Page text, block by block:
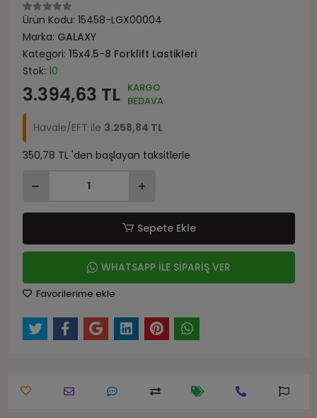
Ürün Kodu: 15458-LGX00004
Marka: GALAXY
Kategori: 15x4.5-8 Forklift Lastikleri
Stok: 10
3.394,63 TL KARGO
BEDAVA
Havale/EFT ile 3.258,84 TL
350,78 TL 'den başlayan taksitlerle
Sepete Ekle
WHATSAPP İLE SİPARİŞ VER
Favorilerime ekle